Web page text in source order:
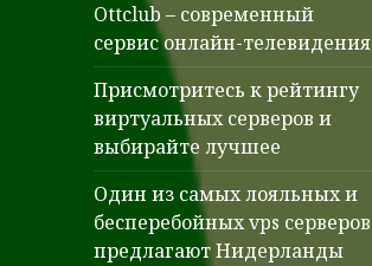
Ottclub – современный
сервис онлайн-телевидения
Присмотритесь к рейтингу
виртуальных серверов и
выбирайте лучшее
Один из самых лояльных и
бесперебойных vps серверов
предлагают Нидерланды